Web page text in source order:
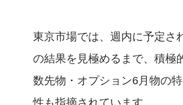
東京市場では、週内に予定さ
の結果を見極めるまで、積極
数先物・オプション6月物の
性も指摘されています。